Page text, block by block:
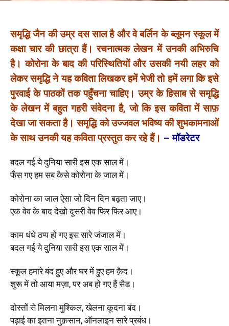
समृद्धि जैन की उम्र दस साल है और वे बर्लिन के ब्लूमन स्कूल में
कक्षा चार की छात्रा हैं। रचनात्मक लेखन में उनकी अभिरुचि
है। कोरोना के बाद की परिस्थितियों और उसकी नयी लहर को
लेकर समृद्धि ने यह कविता लिखकर हमें भेजी तो हमें लगा कि इसे
पुरवाई के पाठकों तक पहुँचना चाहिए। उम्र के हिसाब से समृद्धि
के लेखन में बहुत गहरी संवेदना है, जो कि इस कविता में साफ़
देखा जा सकता है। समृद्धि को उज्जवल भविष्य की शुभकामनाओं
के साथ उनकी यह कविता प्रस्तुत कर रहे हैं। – मॉडरेटर
बदल गई ये दुनिया सारी इस एक साल में।
फँस गए हम सब कैसे कोरोना के जाल में।
कोरोना का जाल ऐसा जो दिन दिन बढ़ता जाए।
एक वेव के बाद देखो दूसरी वेव फिर फिर आए।
काम धंधे ठप्प हो गए इस सारे जंजाल में।
बदल गई ये दुनिया सारी इस एक साल में।
स्कूल हमारे बंद हुए और घर में हुए हम क़ैद।
शुरू में तो आया मज़ा, पर अब हो गए हैं सैड।
दोस्तों से मिलना मुश्किल, खेलना कूदना बंद।
पढ़ाई का इतना नुक़सान, ऑनलाइन सारे प्रबंध।